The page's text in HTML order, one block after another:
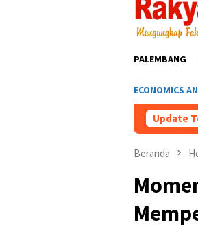
PALEMBANG
ECONOMICS
Update
Persiapan
Beranda